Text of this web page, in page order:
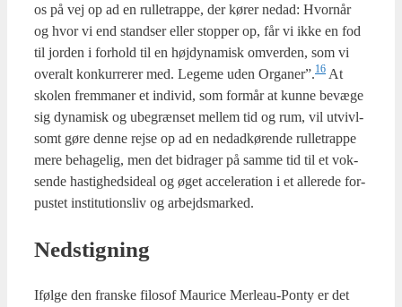
os på vej op ad en rul­le­trap­pe, der kører nedad: Hvor­når
og hvor vi end stand­ser eller stop­per op, får vi ikke en fod
til jor­den i for­hold til en høj­dy­na­misk omver­den, som vi
overalt kon­kur­re­rer med. Lege­me uden Organer”.16 At
sko­len frem­ma­ner et indi­vid, som for­mår at kun­ne bevæ­ge
sig dyna­misk og ube­græn­set mel­lem tid og rum, vil utvivl­
s­omt gøre den­ne rej­se op ad en nedad­kø­ren­de rul­le­trap­pe
mere beha­ge­lig, men det bidra­ger på sam­me tid til et vok­
sen­de hastig­heds­i­de­al og øget acce­le­ra­tion i et alle­re­de for­
pu­stet insti­tu­tions­liv og arbejds­mar­ked.
Nedstig­ning
Iføl­ge den fran­ske filo­sof Mauri­ce Mer­leau-Pon­ty er det